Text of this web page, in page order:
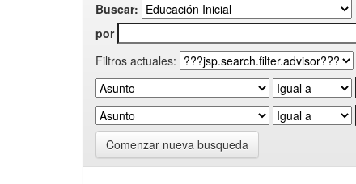
Buscar:
por
Filtros actuales:
Comenzar nueva busqueda